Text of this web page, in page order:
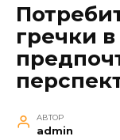
гречки
АВТОР
admin